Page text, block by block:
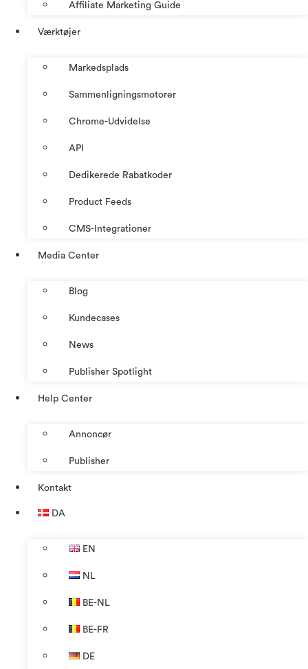
Affiliate Marketing Guide
Værktøjer
Markedsplads
Sammenligningsmotorer
Chrome-Udvidelse
API
Dedikerede Rabatkoder
Product Feeds
CMS-Integrationer
Media Center
Blog
Kundecases
News
Publisher Spotlight
Help Center
Annoncør
Publisher
Kontakt
DA
EN
NL
BE-NL
BE-FR
DE